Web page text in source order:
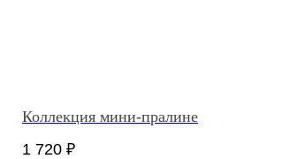
Коллекция мини-пралине
1 720 ₽